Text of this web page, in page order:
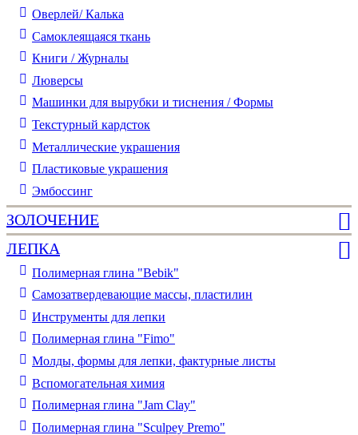
Оверлей/ Калька
Самоклеящаяся ткань
Книги / Журналы
Люверсы
Машинки для вырубки и тиснения / Формы
Текстурный кардсток
Металлические украшения
Пластиковые украшения
Эмбоссинг
ЗОЛОЧЕНИЕ
ЛЕПКА
Полимерная глина "Bebik"
Самозатвердевающие массы, пластилин
Инструменты для лепки
Полимерная глина "Fimo"
Молды, формы для лепки, фактурные листы
Вспомогательная химия
Полимерная глина "Jam Clay"
Полимерная глина "Sculpey Premo"